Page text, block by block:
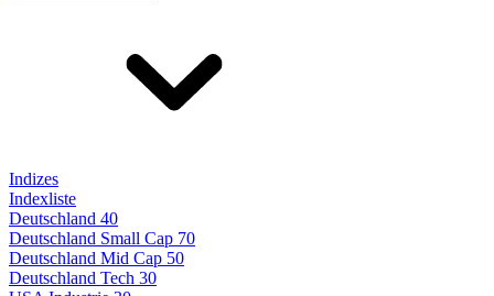
Indizes
Indexliste
Deutschland 40
Deutschland Small Cap 70
Deutschland Mid Cap 50
Deutschland Tech 30